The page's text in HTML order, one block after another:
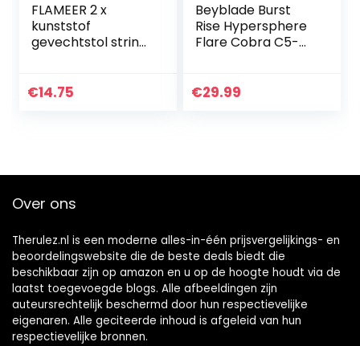
FLAMEER 2 x
kunststof
gevechtstol string
links/rechts
€14.75
Beyblade Burst
Rise Hypersphere
Flare Cobra C5-
het type:
€29.99
Over ons
Therulez.nl is een moderne alles-in-één prijsvergelijkings- en
beoordelingswebsite die de beste deals biedt die
beschikbaar zijn op amazon en u op de hoogte houdt via de
laatst toegevoegde blogs. Alle afbeeldingen zijn
auteursrechtelijk beschermd door hun respectievelijke
eigenaren. Alle geciteerde inhoud is afgeleid van hun
respectievelijke bronnen.